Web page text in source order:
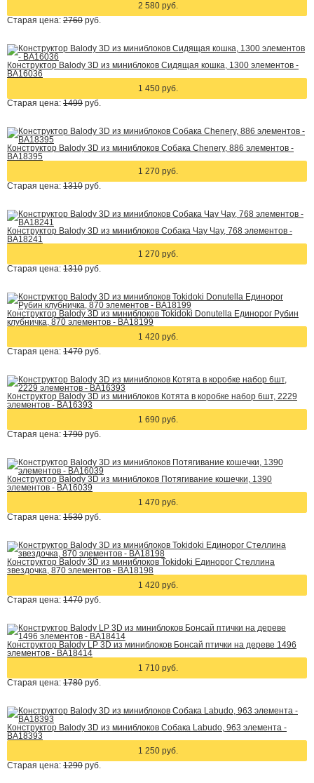
2 580 руб.
Старая цена: 2760 руб.
Конструктор Balody 3D из миниблоков Сидящая кошка, 1300 элементов -
BA16036
1 450 руб.
Старая цена: 1499 руб.
Конструктор Balody 3D из миниблоков Собака Chenery, 886 элементов -
BA18395
1 270 руб.
Старая цена: 1310 руб.
Конструктор Balody 3D из миниблоков Собака Чау Чау, 768 элементов -
BA18241
1 270 руб.
Старая цена: 1310 руб.
Конструктор Balody 3D из миниблоков Tokidoki Donutella Единорог Рубин
клубничка, 870 элементов - BA18199
1 420 руб.
Старая цена: 1470 руб.
Конструктор Balody 3D из миниблоков Котята в коробке набор 6шт, 2229
элементов - BA16393
1 690 руб.
Старая цена: 1790 руб.
Конструктор Balody 3D из миниблоков Потягивание кошечки, 1390
элементов - BA16039
1 470 руб.
Старая цена: 1530 руб.
Конструктор Balody 3D из миниблоков Tokidoki Единорог Стеллина
звездочка, 870 элементов - BA18198
1 420 руб.
Старая цена: 1470 руб.
Конструктор Balody LP 3D из миниблоков Бонсай птички на дереве 1496
элементов - BA18414
1 710 руб.
Старая цена: 1780 руб.
Конструктор Balody 3D из миниблоков Собака Labudo, 963 элемента -
BA18393
1 250 руб.
Старая цена: 1290 руб.